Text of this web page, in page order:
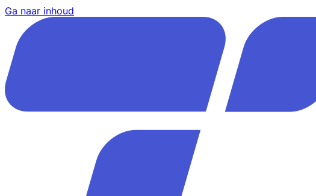
Ga naar inhoud